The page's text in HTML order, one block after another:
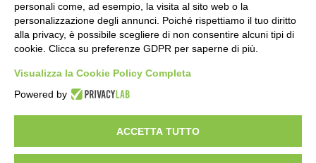
Il potenziale invisibile: come la
curiosità guida l’evoluzione umana
1 giorno fa
Milano tra tradizione e mutamento: il
battito sottile di una metropoli in
evoluzione
personali come, ad esempio, la visita al sito web o la
personalizzazione degli annunci. Poiché rispettiamo il tuo diritto
alla privacy, è possibile scegliere di non consentire alcuni tipi di
cookie. Clicca su preferenze GDPR per saperne di più.
Visualizza la Cookie Policy Completa
Powered by
ACCETTA TUTTO